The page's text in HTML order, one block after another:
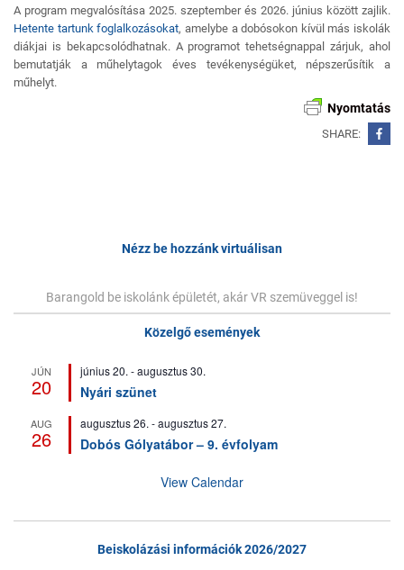
A program megvalósítása 2025. szeptember és 2026. június között zajlik.
Hetente tartunk foglalkozásokat, amelybe a dobósokon kívül más iskolák
diákjai is bekapcsolódhatnak. A programot tehetségnappal zárjuk, ahol
bemutatják a műhelytagok éves tevékenységüket, népszerűsítik a
műhelyt.
Nyomtatás
SHARE:
Nézz be hozzánk virtuálisan
Barangold be iskolánk épületét, akár VR szemüveggel is!
Közelgő események
JÚN
20
június 20. -augusztus 30.
Nyári szünet
AUG
26
augusztus 26. -augusztus 27.
Dobós Gólyatábor – 9. évfolyam
View Calendar
Beiskolázási információk 2026/2027